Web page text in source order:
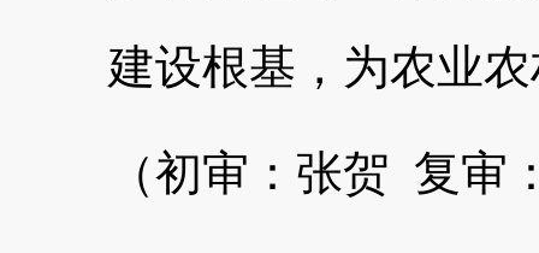
建设根基，为农业
（初审：张贺 复